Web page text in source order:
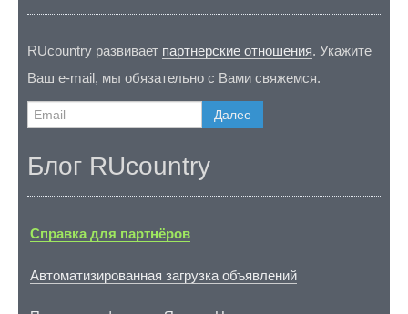
RUcountry развивает партнерские отношения. Укажите
Ваш e-mail, мы обязательно с Вами свяжемся.
Далее
Блог RUcountry
Справка для партнёров
Автоматизированная загрузка объявлений